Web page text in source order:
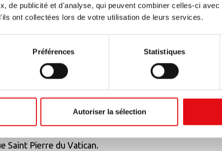
de publicité et d'analyse, qui peuvent combiner celles-ci
ont collectées lors de votre utilisation de leurs services.
Préférences Statistiques
Autoriser la sélection
du Définitoire de ce sextennat. Comme de
ils nous expliquent le contenu de cette
11 juin, a eu lieu la rencontre semestrielle avec le
son Prieur Général, le P. Fernando Millàn. Avant la
des Carmes(O.Carm), précédés de leurs supérieurs
Saint Pierre du Vatican.